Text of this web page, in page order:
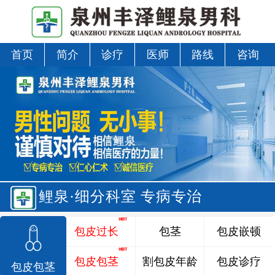
首页 简介 诊疗 医师 路线 咨询
鲤泉·细分科室 专病专治
包皮包茎
包皮过长
包皮包茎
包茎
割包皮年龄
包皮嵌顿
包皮诊疗